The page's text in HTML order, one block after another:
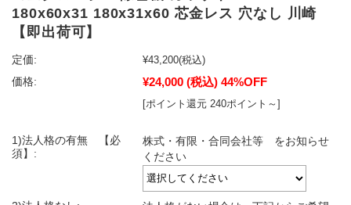
180x60x31 180x31x60 芯金レス 穴なし 川崎
【即出荷可】
定価: ¥43,200(税込)
価格:
¥24,000 (税込) 44%OFF
[ポイント還元 240ポイント～]
1)法人格の有無 【必
須】:
株式・有限・合同会社等 をお知らせ
ください